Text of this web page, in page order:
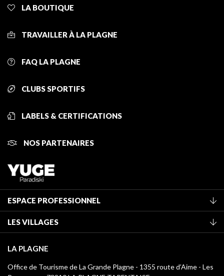
LA BOUTIQUE
TRAVAILLER À LA PLAGNE
FAQ LA PLAGNE
CLUBS SPORTIFS
LABELS & CERTIFICATIONS
NOS PARTENAIRES
ESPACE PROFESSIONNEL
Classement des meublés
Taxe de séjour
Médiathèque
LES VILLAGES
Montchavin - Les Coches
Champagny-en-Vanoise
LA PLAGNE
Office de Tourisme de La Grande Plagne - 1355 route d’Aime - Les